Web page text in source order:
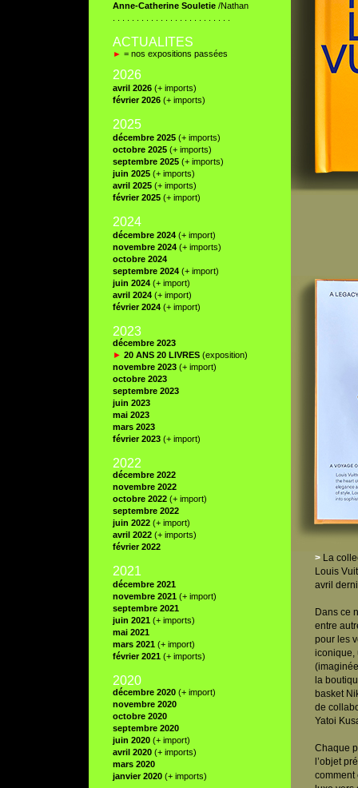
Anne-Catherine Souletie/Nathan
ACTUALITES
► = nos expositions passées
2026
avril 2026(+ imports)
février 2026(+ imports)
2025
décembre 2025(+ imports)
octobre 2025 (+ imports)
septembre 2025(+ imports)
juin 2025(+ imports)
avril 2025(+ imports)
février 2025(+ import)
2024
décembre 2024(+ import)
novembre 2024(+ imports)
octobre 2024
septembre 2024(+ import)
juin 2024(+ import)
avril 2024(+ import)
février 2024(+ import)
2023
décembre 2023
► 20 ANS 20 LIVRES (exposition)
novembre 2023(+ import)
octobre 2023
septembre 2023
juin 2023
mai 2023
mars 2023
février 2023 (+ import)
2022
décembre 2022
novembre 2022
octobre 2022 (+ import)
septembre 2022
juin 2022 (+ import)
avril 2022(+ imports)
février 2022
2021
décembre 2021
novembre 2021 (+ import)
septembre 2021
juin 2021 (+ imports)
mai 2021
mars 2021(+ import)
février 2021(+ imports)
2020
décembre 2020(+ import)
novembre 2020
octobre 2020
septembre 2020
juin 2020(+ import)
avril 2020(+ imports)
mars 2020
janvier 2020(+ imports)
> La
Louis
avril
Dans ce
entre
pour les
iconique,
la
basket
de
Yatoi
Chaque
l’objet
comment